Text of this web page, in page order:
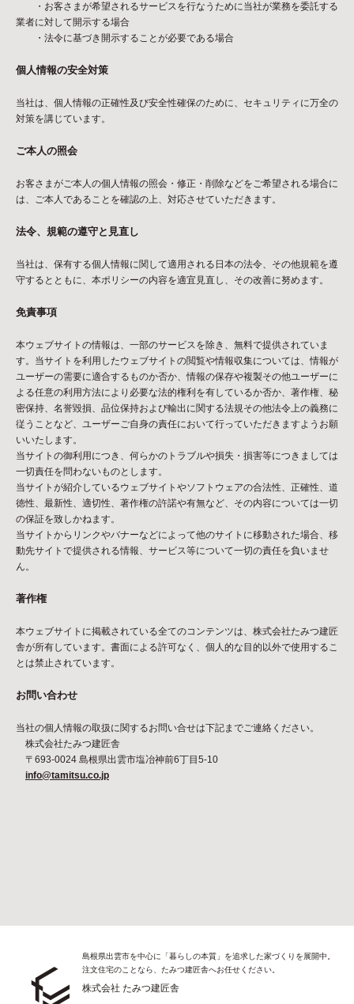
・お客さまが希望されるサービスを行なうために当社が業務を委託する
業者に対して開示する場合
・法令に基づき開示することが必要である場合
個人情報の安全対策
当社は、個人情報の正確性及び安全性確保のために、セキュリティに万全の
対策を講じています。
ご本人の照会
お客さまがご本人の個人情報の照会・修正・削除などをご希望される場合に
は、ご本人であることを確認の上、対応させていただきます。
法令、規範の遵守と見直し
当社は、保有する個人情報に関して適用される日本の法令、その他規範を遵
守するとともに、本ポリシーの内容を適宜見直し、その改善に努めます。
免責事項
本ウェブサイトの情報は、一部のサービスを除き、無料で提供されていま
す。当サイトを利用したウェブサイトの閲覧や情報収集については、情報が
ユーザーの需要に適合するものか否か、情報の保存や複製その他ユーザーに
よる任意の利用方法により必要な法的権利を有しているか否か、著作権、秘
密保持、名誉毀損、品位保持および輸出に関する法規その他法令上の義務に
従うことなど、ユーザーご自身の責任において行っていただきますようお願
いいたします。
当サイトの御利用につき、何らかのトラブルや損失・損害等につきましては
一切責任を問わないものとします。
当サイトが紹介しているウェブサイトやソフトウェアの合法性、正確性、道
徳性、最新性、適切性、著作権の許諾や有無など、その内容については一切
の保証を致しかねます。
当サイトからリンクやバナーなどによって他のサイトに移動された場合、移
動先サイトで提供される情報、サービス等について一切の責任を負いませ
ん。
著作権
本ウェブサイトに掲載されている全てのコンテンツは、株式会社たみつ建匠
舎が所有しています。書面による許可なく、個人的な目的以外で使用するこ
とは禁止されています。
お問い合わせ
当社の個人情報の取扱に関するお問い合せは下記までご連絡ください。
株式会社たみつ建匠舎
〒693-0024 島根県出雲市塩冶神前6丁目5-10
info@tamitsu.co.jp
島根県出雲市を中心に「暮らしの本質」を追求した家づくりを展開中。
注文住宅のことなら、たみつ建匠舎へお任せください。
株式会社 たみつ建匠舎